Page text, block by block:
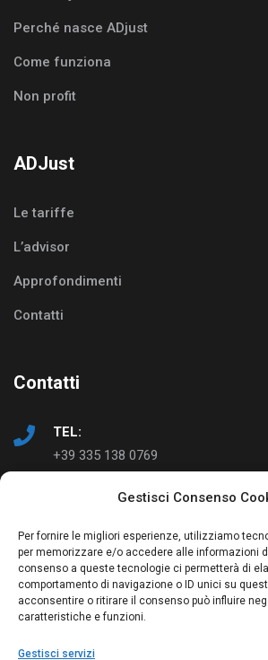
Gestisci Consenso
Per fornire le migliori esperienze, utilizziamo
per memorizzare e/o accedere alle informazioni
consenso a queste tecnologie ci permetterà di
comportamento di navigazione o ID unici su
acconsentire o ritirare il consenso può influire
caratteristiche e funzioni.
Gestisci servizi
Perché nasce ADjust
Come funziona
Non profit
ADJust
Le tariffe
L’advisor
Approfondimenti
Contatti
Contatti
TEL:
+39 335 138 0769